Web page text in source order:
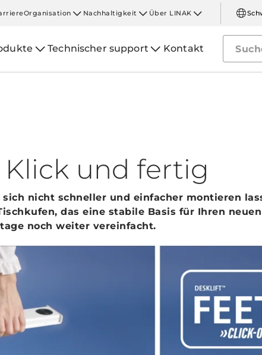
Organisation Nachhaltigkeit Über LINAK
Technischer support Kontakt
und fertig
nicht schneller und einfacher montieren
das eine stabile Basis für Ihren neuen
noch weiter vereinfacht.